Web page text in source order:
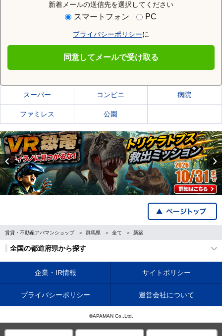
新着メールの送信先を選択してください
スマートフォン PC
プライバシーポリシーに
同意してメールで受け取る
住む街研究所で高崎市の情報を見る
高崎市の施設一覧
スーパー コンビニ 病院
ファミレス 公園
Previous
賃貸・不動産アパマンショップ 群馬県 全て 新築
全国の都道府県から探す
企業・IR情報 サイトポリシー
プライバシーポリシー 運営会社について
©APAMAN Co.,Ltd.